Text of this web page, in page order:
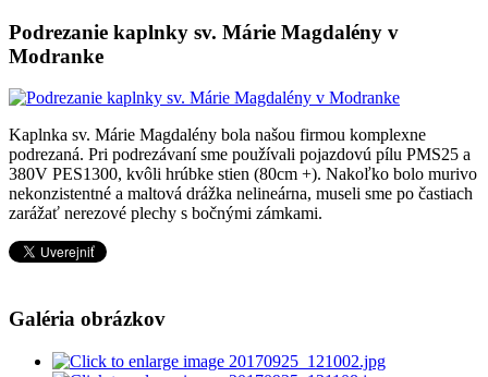
Podrezanie kaplnky sv. Márie Magdalény v
Modranke
Kaplnka sv. Márie Magdalény bola našou firmou komplexne
podrezaná. Pri podrezávaní sme používali pojazdovú pílu PMS25 a
380V PES1300, kvôli hrúbke stien (80cm +). Nakoľko bolo murivo
nekonzistentné a maltová drážka nelineárna, museli sme po častiach
zarážať nerezové plechy s bočnými zámkami.
Galéria obrázkov